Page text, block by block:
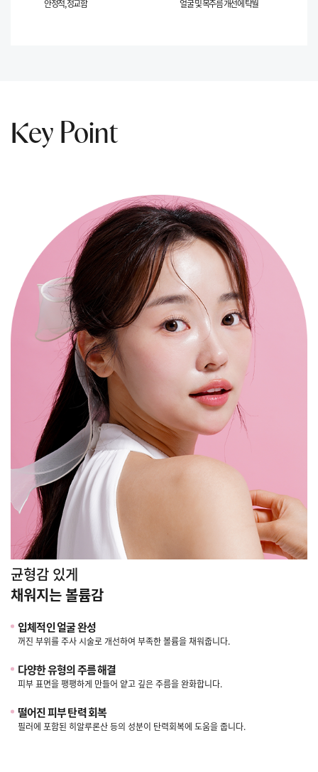
안정적, 정교함
얼굴 및 목주름 개선에 탁월
Key Point
균형감 있게
채워지는 볼륨감
입체적인 얼굴 완성
꺼진 부위를 주사 시술로 개선하여 부족한 볼륨을 채워줍니다.
다양한 유형의 주름 해결
피부 표면을 팽팽하게 만들어 얕고 깊은 주름을 완화합니다.
떨어진 피부 탄력 회복
필러에 포함된 히알루론산 등의 성분이 탄력회복에 도움을 줍니다.